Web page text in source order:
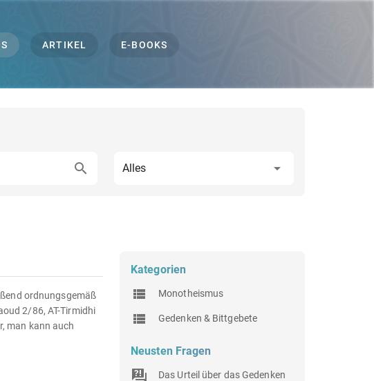
ARTIKEL E-BOOKS
Alles
ordnungsgemäß
2/86, AT-Tirmidhi
man kann auch
Kategorien
Monotheismus
Gedenken & Bittgebete
Neusten Fragen
Das Urteil über das Gedenken